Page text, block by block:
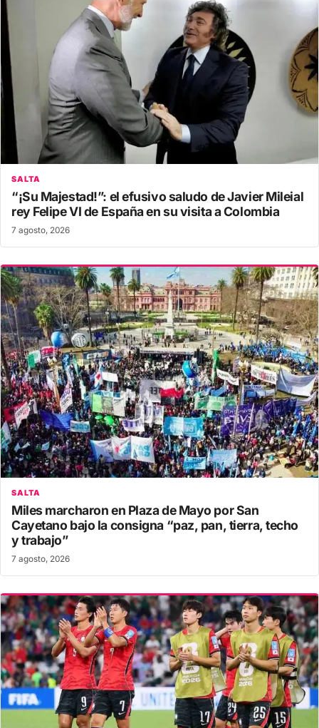
SALTA
“¡Su Majestad!”: el efusivo saludo de Javier Mileial
rey Felipe VI de España en su visita a Colombia
7 agosto, 2026
SALTA
Miles marcharon en Plaza de Mayo por San
Cayetano bajo la consigna “paz, pan, tierra, techo
y trabajo”
7 agosto, 2026